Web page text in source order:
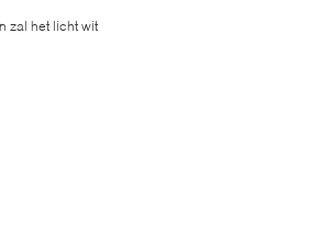
zal het licht wit